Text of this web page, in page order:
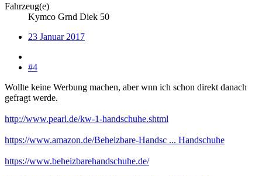
Fahrzeug(e)
Kymco Grnd Diek 50
23 Januar 2017
#4
Wollte keine Werbung machen, aber wnn ich schon direkt danach
gefragt werde.
http://www.pearl.de/kw-1-handschuhe.shtml
https://www.amazon.de/Beheizbare-Handsc ... Handschuhe
https://www.beheizbarehandschuhe.de/